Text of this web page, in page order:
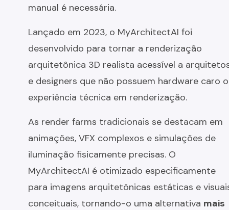
manual é necessária.
Lançado em 2023, o MyArchitectAI foi
desenvolvido para tornar a renderização
arquitetônica 3D realista acessível a
e designers que não possuem hardware caro
experiência técnica em renderização.
As render farms tradicionais se destacam em
animações, VFX complexos e simulações de
iluminação fisicamente precisas. O
MyArchitectAI é otimizado especificamente
para imagens arquitetônicas estáticas e
conceituais, tornando-o uma alternativa mais